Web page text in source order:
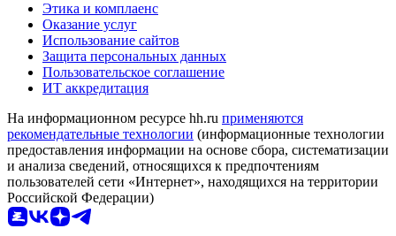
Этика и комплаенс
Оказание услуг
Использование сайтов
Защита персональных данных
Пользовательское соглашение
ИТ аккредитация
На информационном ресурсе hh.ru применяются
рекомендательные технологии (информационные технологии
предоставления информации на основе сбора, систематизации
и анализа сведений, относящихся к предпочтениям
пользователей сети «Интернет», находящихся на территории
Российской Федерации)